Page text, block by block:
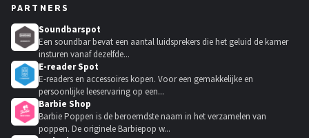
PARTNERS
Soundbarspot
Een soundbar bevat een aantal luidsprekers die het geluid de kamer
insturen vanaf dezelfde...
E-reader Spot
E-readers en accessoires kopen. Voor een gemakkelijke en
persoonlijke leeservaring op een...
Barbie Shop
Barbie Poppen is de beroemdste naam in het verzamelen van
poppen. De originele Barbiepop w...